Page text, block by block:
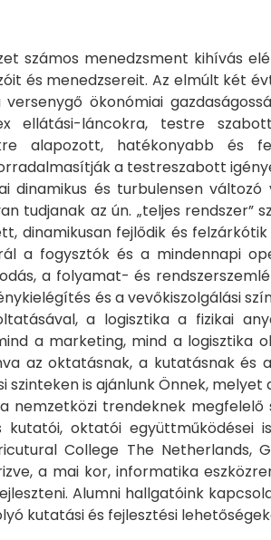
számos menedzsment kihívás
és menedzsereit. Az elmúlt két
ökonómiai
ellátási-láncokra, testre
alapozott, hatékonyabb és
a testreszabott
dinamikus és turbulensen
tudjanak az ún. „teljes rendszer”
dinamikusan fejlődik és
a fogysztók és a mindennapi
a folyamat- és
és a vevőkiszolgálási
a logisztika a fizikai
a marketing, mind a logisztika
az oktatásnak, a kutatásnak és
szinteken is ajánlunk Önnek,
nemzetközi trendeknek
oktatói együttműködései
College The
a mai kor, informatika
Alumni hallgatóink
kutatási és fejlesztési